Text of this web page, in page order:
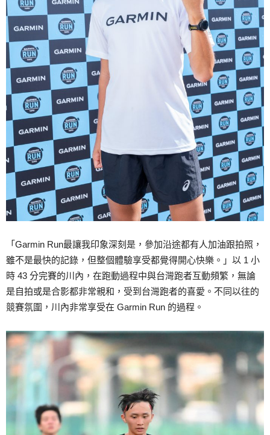
「Garmin Run最讓我印象深刻是，參加沿途都有人加油跟拍照，
雖不是最快的記錄，但整個體驗享受都覺得開心快樂。」以 1 小
時 43 分完賽的川內，在跑動過程中與台灣跑者互動頻繁，無論
是自拍或是合影都非常親和，受到台灣跑者的喜愛。不同以往的
競賽氛圍，川內非常享受在 Garmin Run 的過程。